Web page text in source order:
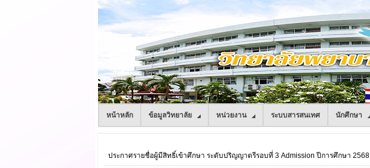
หน้าหลัก ข้อมูลวิทยาลัย หน่วยงาน ระบบสารสนเทศ นักศึกษา
ประกาศรายชื่อผู้มีสิทธิ์เข้าศึกษา ระดับปริญญาตรีรอบที่ 3 Admission ปีการศึกษา 2568